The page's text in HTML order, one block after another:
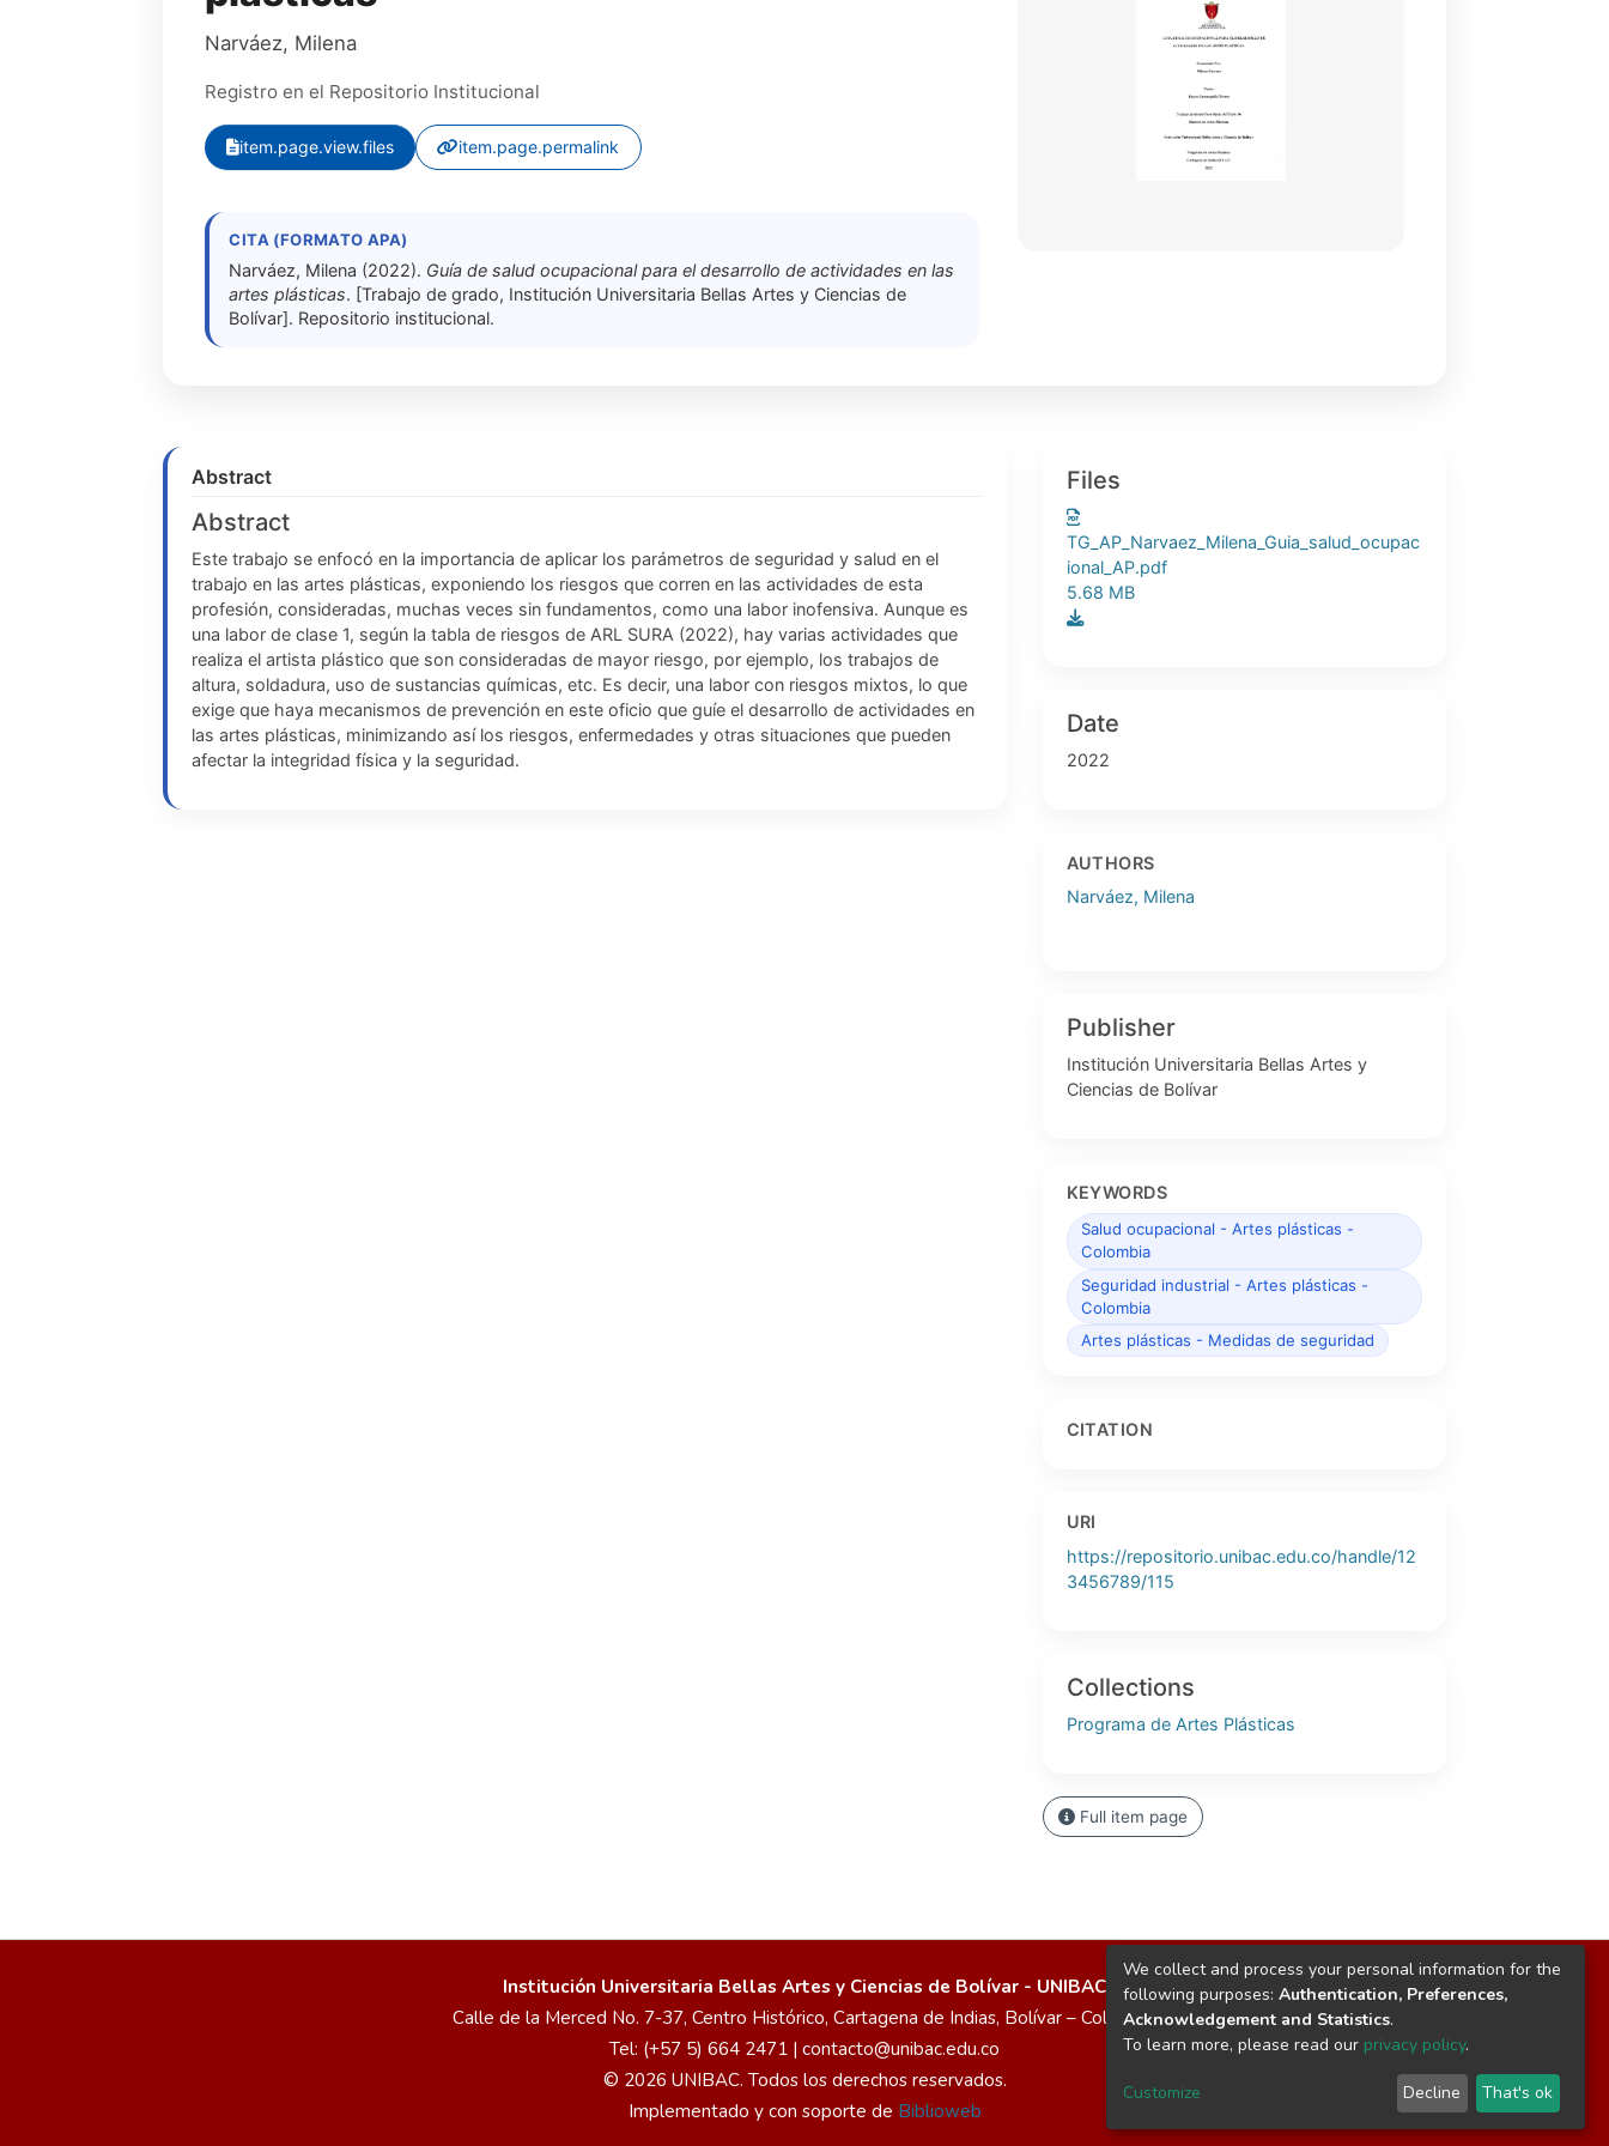
Narváez, Milena
Registro en el Repositorio Institucional
item.page.view.files item.page.permalink
CITA (FORMATO APA)
Narváez, Milena (2022). Guía de salud ocupacional para el desarrollo de actividades en las
artes plásticas. [Trabajo de grado, Institución Universitaria Bellas Artes y Ciencias de
Bolívar]. Repositorio institucional.
Abstract
Abstract
Este trabajo se enfocó en la importancia de aplicar los parámetros de seguridad y salud en el
trabajo en las artes plásticas, exponiendo los riesgos que corren en las actividades de esta
profesión, consideradas, muchas veces sin fundamentos, como una labor inofensiva. Aunque es
una labor de clase 1, según la tabla de riesgos de ARL SURA (2022), hay varias actividades que
realiza el artista plástico que son consideradas de mayor riesgo, por ejemplo, los trabajos de
altura, soldadura, uso de sustancias químicas, etc. Es decir, una labor con riesgos mixtos, lo que
exige que haya mecanismos de prevención en este oficio que guíe el desarrollo de actividades en
las artes plásticas, minimizando así los riesgos, enfermedades y otras situaciones que pueden
afectar la integridad física y la seguridad.
Files
TG_AP_Narvaez_Milena_Guia_salud_ocupac
ional_AP.pdf
5.68 MB
Date
2022
AUTHORS
Narváez, Milena
Publisher
Institución Universitaria Bellas Artes y
Ciencias de Bolívar
KEYWORDS
Salud ocupacional - Artes plásticas -
Colombia
Seguridad industrial - Artes plásticas -
Colombia
Artes plásticas - Medidas de seguridad
CITATION
URI
https://repositorio.unibac.edu.co/handle/12
3456789/115
Collections
Programa de Artes Plásticas
Full item page
Institución Universitaria Bellas Artes y Ciencias de Bolívar - UNIBAC
Calle de la Merced No. 7-37, Centro Histórico, Cartagena de Indias, Bolívar – Colombia
Tel: (+57 5) 664 2471 | contacto@unibac.edu.co
© 2026 UNIBAC. Todos los derechos reservados.
Implementado y con soporte de Biblioweb
We collect and process your personal information for the
following purposes: Authentication, Preferences,
Acknowledgement and Statistics.
To learn more, please read our privacy policy.
Customize Decline That's ok